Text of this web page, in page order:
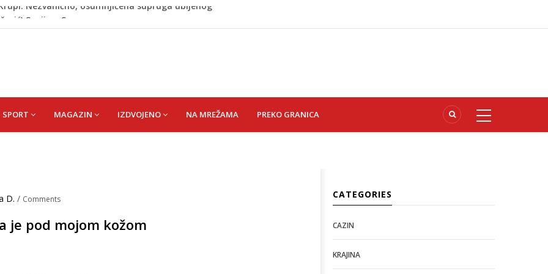
Senija – Sena
obilježavanja godišnjice: "Doživjela sam poniženje
sinu"
Nezvanično, osumnjičena supruga ubijenog
SPORT MAGAZIN IZDVOJENO NA MREŽAMA PREKO GRANICA
D. / Comments
je pod mojom kožom
CATEGORIES
CAZIN
KRAJINA